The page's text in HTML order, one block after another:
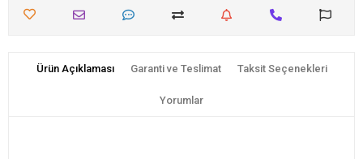
Ürün Açıklaması Garanti ve Teslimat Taksit Seçenekleri
Yorumlar